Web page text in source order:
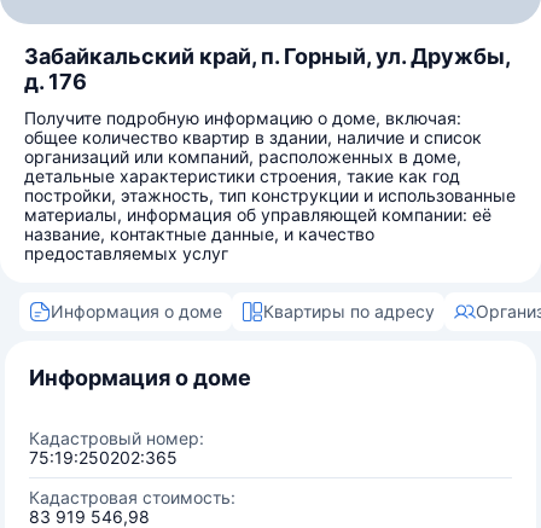
Забайкальский край, п. Горный, ул. Дружбы,
д. 176
Получите подробную информацию о доме, включая:
общее количество квартир в здании, наличие и список
организаций или компаний, расположенных в доме,
детальные характеристики строения, такие как год
постройки, этажность, тип конструкции и использованные
материалы, информация об управляющей компании: её
название, контактные данные, и качество
предоставляемых услуг
Информация о доме Квартиры по адресу
Информация о доме
Кадастровый номер:
75:19:250202:365
Кадастровая стоимость:
83 919 546,98